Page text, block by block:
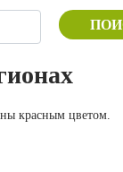
красным цветом.